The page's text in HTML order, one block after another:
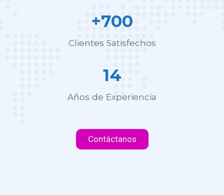
+700
Clientes Satisfechos
14
Años de Experiencia
Contáctanos